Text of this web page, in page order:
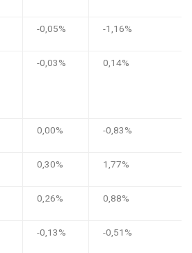
-0,05% -1,16%
-0,03% 0,14%
0,00% -0,83%
0,30% 1,77%
0,26% 0,88%
-0,13% -0,51%